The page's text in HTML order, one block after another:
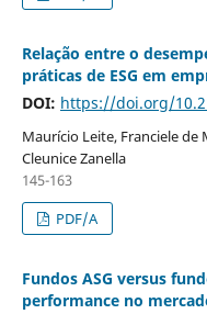
Relação entre o
práticas de ESG em
DOI: https://doi.org/
Maurício Leite, Franciele de
Cleunice Zanella
145-163
PDF/A
Fundos ASG versus
performance no